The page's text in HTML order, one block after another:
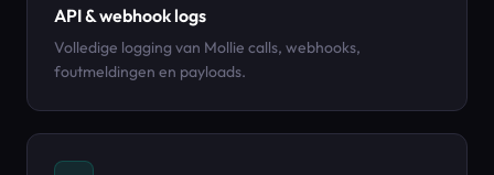
API & webhook logs
Volledige logging van Mollie calls, webhooks,
foutmeldingen en payloads.